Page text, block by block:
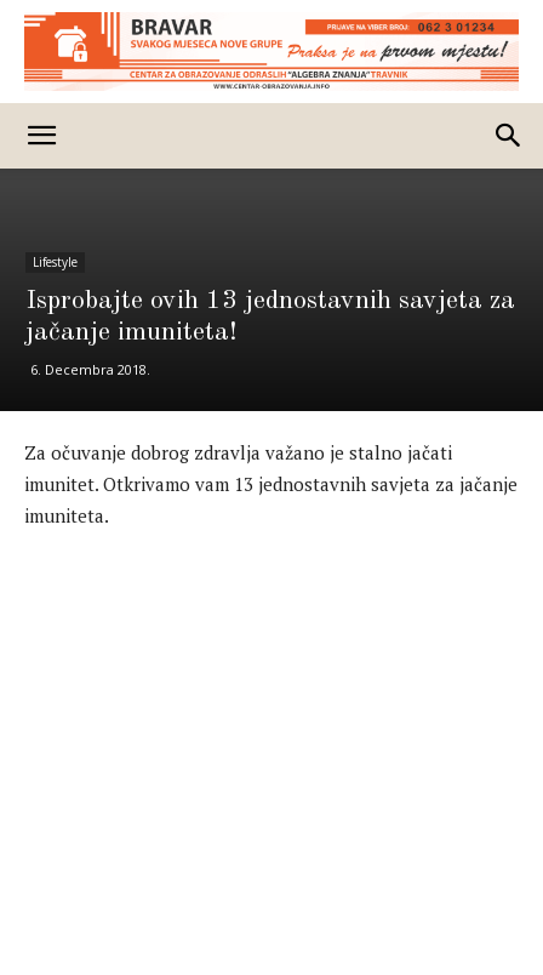
Lifestyle
Isprobajte ovih 13 jednostavnih savjeta za
jačanje imuniteta!
6. Decembra 2018.
Za očuvanje dobrog zdravlja važano je stalno jačati
imunitet. Otkrivamo vam 13 jednostavnih savjeta za jačanje
imuniteta.